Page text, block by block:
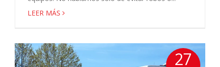
LEER MÁS
27